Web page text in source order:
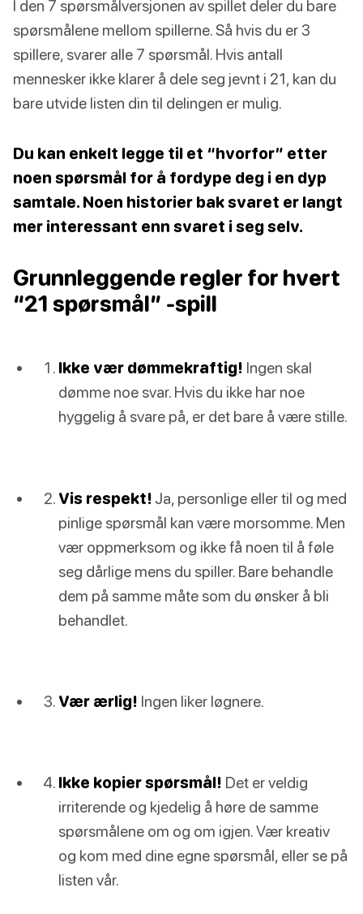
I den 7 spørsmålversjonen av spillet deler du bare
spørsmålene mellom spillerne. Så hvis du er 3
spillere, svarer alle 7 spørsmål. Hvis antall
mennesker ikke klarer å dele seg jevnt i 21, kan du
bare utvide listen din til delingen er mulig.
Du kan enkelt legge til et “hvorfor” etter
noen spørsmål for å fordype deg i en dyp
samtale. Noen historier bak svaret er langt
mer interessant enn svaret i seg selv.
Grunnleggende regler for hvert
“21 spørsmål” -spill
Ikke vær dømmekraftig! Ingen skal
dømme noe svar. Hvis du ikke har noe
hyggelig å svare på, er det bare å være stille.
Vis respekt! Ja, personlige eller til og med
pinlige spørsmål kan være morsomme. Men
vær oppmerksom og ikke få noen til å føle
seg dårlige mens du spiller. Bare behandle
dem på samme måte som du ønsker å bli
behandlet.
Vær ærlig! Ingen liker løgnere.
Ikke kopier spørsmål! Det er veldig
irriterende og kjedelig å høre de samme
spørsmålene om og om igjen. Vær kreativ
og kom med dine egne spørsmål, eller se på
listen vår.